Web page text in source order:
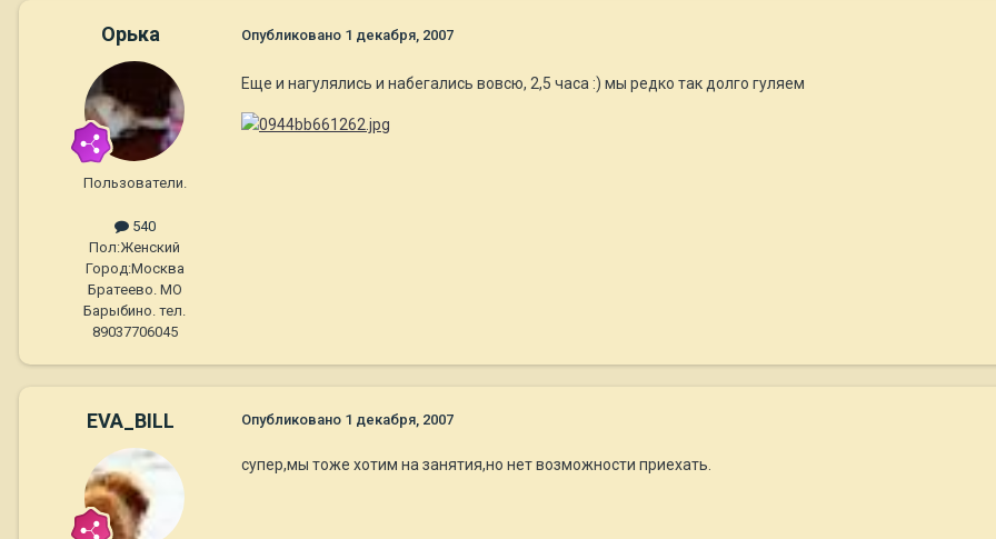
Орька
Пользователи.
540
Пол:Женский
Город:Москва
Братеево. МО
Барыбино. тел.
89037706045
Опубликовано 1 декабря, 2007
Еще и нагулялись и набегались вовсю, 2,5 часа :) мы редко так долго гуляем
EVA_BILL Опубликовано 1 декабря, 2007
супер,мы тоже хотим на занятия,но нет возможности приехать.